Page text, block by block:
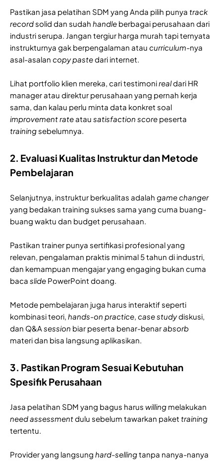
Pastikan jasa pelatihan SDM yang Anda pilih punya track
recordsolid dan sudah handle berbagai perusahaan dari
industri serupa. Jangan tergiur harga murah tapi ternyata
instrukturnya gak berpengalaman atau curriculum-nya
asal-asalan copy pastedari internet.
Lihat portfolio klien mereka, cari testimonirealdari HR
manager atau direktur perusahaan yang pernah kerja
sama, dan kalau perlu minta data konkret soal
improvement rateatau satisfaction score peserta
trainingsebelumnya.
2. Evaluasi Kualitas Instruktur dan Metode
Pembelajaran
Selanjutnya, instruktur berkualitas adalah game changer
yang bedakan training sukses sama yang cuma buang-
buang waktu dan budget perusahaan.
Pastikan trainer punya sertifikasi profesional yang
relevan, pengalaman praktis minimal 5 tahun di industri,
dan kemampuan mengajar yang engaging bukan cuma
baca slide PowerPoint doang.
Metode pembelajaran juga harus interaktif seperti
kombinasi teori, hands-on practice, case studydiskusi,
dan Q&A session biar peserta benar-benarabsorb
materi dan bisa langsung aplikasikan.
3. Pastikan Program Sesuai Kebutuhan
Spesifik Perusahaan
Jasa pelatihan SDM yang bagus harus willing melakukan
need assessmentdulu sebelum tawarkan paket training
tertentu.
Provider yang langsung hard-sellingtanpa nanya-nanya